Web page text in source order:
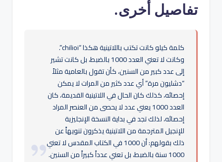
تفاصيل أخرى.
كلمة كيلو كانت تكتب باللاتينية هكذا “chilioi”.
وكانت لا تعني العدد 1000 بالضبط، بل كانت تشير
إلى عدد كبير من السنين، كأن تقول بالعامية مثلاً
“دشليون مرة” أي عدد كثير من المرات لا يمكن
إحصائه، كذلك كان الحال في اللاتينية القديمة، كان
العدد 1000 يعني عدد لا يحصى من العنصر المراد
إحصائه، لذلك تجد في بداية النسخة الإنجليزية
للإنجيل المترجمة من اللاتينية يذكرون تنويهاً عن
ذلك بقولهم: أن 1000 في الكتاب المقدس لا تعني
1000 سنة بالضبط، بل تعني عدداً كبيراً من السنين.